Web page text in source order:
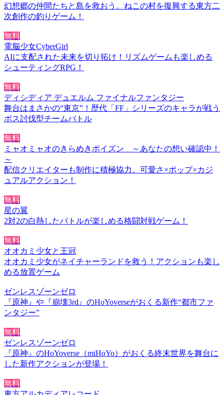
幻想郷の仲間たちと島を救おう。ねこの村を復興する東方二
次創作の釣りゲーム！
無料
電脳少女CyberGirl
AIに支配された未来を切り拓け！リズムゲームも楽しめる
シューティングRPG！
無料
ディシディア デュエルム ファイナルファンタジー
舞台はまさかの“東京”！歴代「FF」シリーズのキャラが戦う
ボス討伐型チームバトル
無料
ミャオミャオのきらめきポイズン ～あなたの想い確認中！
～
配信クリエイターも制作に積極協力。可愛さ×ポップ×カジ
ュアルアクション！
無料
星の翼
2対2の白熱したバトルが楽しめる格闘対戦ゲーム！
無料
オオカミ少女と王冠
オオカミ少女がネイチャーランドを救う！アクションも楽し
める放置ゲーム
ゼンレスゾーンゼロ
『原神』や『崩壊3rd』のHoYoverseがおくる新作“都市ファ
ンタジー”
無料
ゼンレスゾーンゼロ
『原神』のHoYoverse（miHoYo）がおくる終末世界を舞台に
した新作アクションが登場！
無料